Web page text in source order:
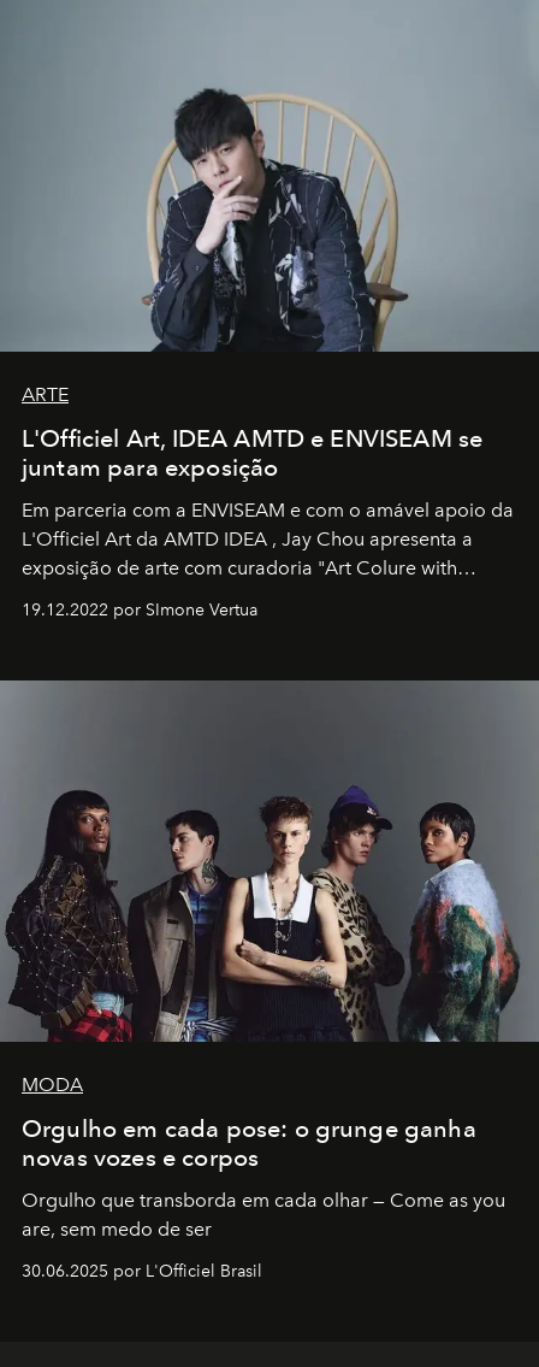
ARTE
L'Officiel Art, IDEA AMTD e ENVISEAM se
juntam para exposição
Em parceria com a ENVISEAM e com o amável apoio da
L'Officiel Art da AMTD IDEA , Jay Chou apresenta a
exposição de arte com curadoria "Art Colure with
19.12.2022 por SImone Vertua
MODA
Orgulho em cada pose: o grunge ganha
novas vozes e corpos
Orgulho que transborda em cada olhar — Come as you
are, sem medo de ser
30.06.2025 por L'Officiel Brasil